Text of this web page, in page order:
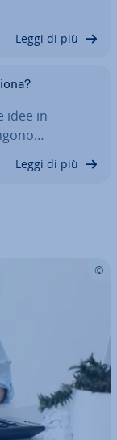
Leggi di più
idee in
Leggi di più